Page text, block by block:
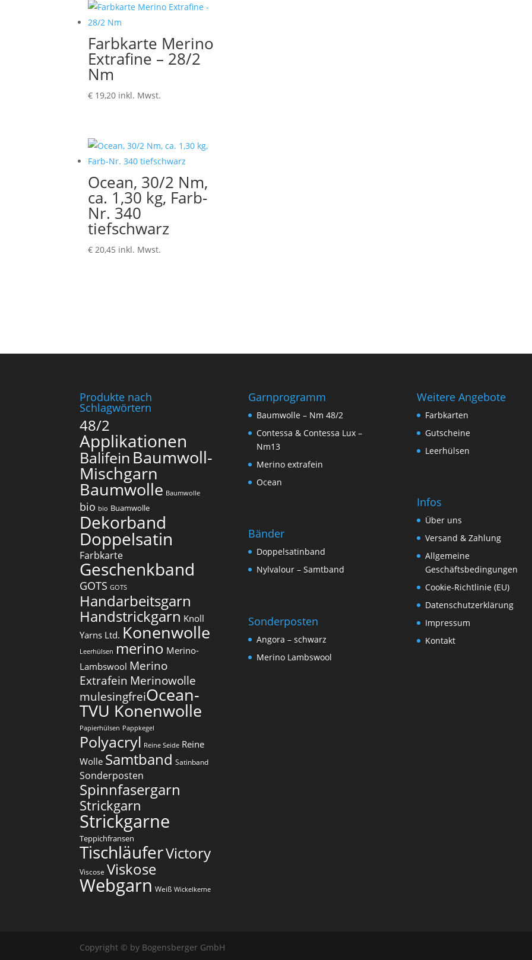
Farbkarte Merino
Extrafine – 28/2
Nm
€ 19,20 inkl. Mwst.
Ocean, 30/2 Nm,
ca. 1,30 kg, Farb-
Nr. 340
tiefschwarz
€ 20,45 inkl. Mwst.
Produkte nach
Schlagwörtern
48/2
Applikationen
Balifein Baumwoll-
Mischgarn
Baumwolle Baumwolle
bio bio Buamwolle
Dekorband
Doppelsatin
Farbkarte
Geschenkband
GOTS GOTS
Handarbeitsgarn
Handstrickgarn Knoll
Yarns Ltd. Konenwolle
Leerhülsen merino Merino-
Lambswool Merino
Extrafein Merinowolle
mulesingfrei​Ocean-
TVU Konenwolle
Papierhülsen Pappkegel
Polyacryl Reine Seide Reine
Wolle Samtband Satinband
Sonderposten
Spinnfasergarn
Strickgarn
Strickgarne
Teppichfransen
TischläuferVictory
Viscose Viskose
Webgarn Weiß Wickelkerne
Garnprogramm
Baumwolle – Nm 48/2
Contessa & Contessa Lux –
Nm13
Merino extrafein
Ocean
Bänder
Doppelsatinband
Nylvalour – Samtband
Sonderposten
Angora – schwarz
Merino Lambswool
Weitere Angebote
Farbkarten
Gutscheine
Leerhülsen
Infos
Über uns
Versand & Zahlung
Allgemeine
Geschäftsbedingungen
Cookie-Richtlinie (EU)
Datenschutzerklärung
Impressum
Kontakt
Copyright © by Bogensberger GmbH